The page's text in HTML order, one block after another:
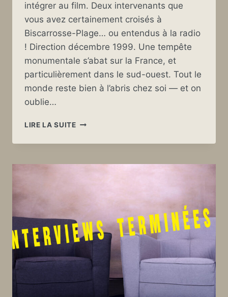
intégrer au film. Deux intervenants que
vous avez certainement croisés à
Biscarrosse-Plage… ou entendus à la radio
! Direction décembre 1999. Une tempête
monumentale s’abat sur la France, et
particulièrement dans le sud-ouest. Tout le
monde reste bien à l’abris chez soi — et on
oublie…
LIRE LA SUITETEMPÊTE
DE